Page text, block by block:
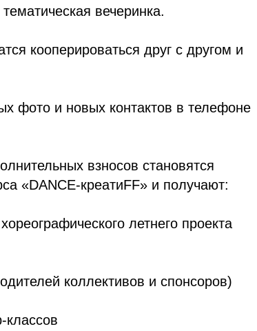
вечеринка.
кооперироваться друг с другом и
фото и новых контактов в телефоне
взносов становятся
«DANCE-креатиFF» и получают:
летнего проекта
коллективов и спонсоров)
классов